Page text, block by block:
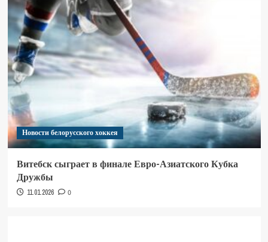
Новости белорусского хоккея
Витебск сыграет в финале Евро-Азиатского Кубка
Дружбы
11.01.2026 0